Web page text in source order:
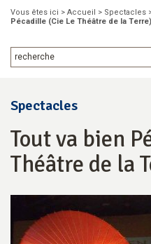
Vous êtes ici > Accueil > Spectacles
Pécadille (Cie Le Théâtre de la Terre)
Spectacles
Tout va bien
Théâtre de la